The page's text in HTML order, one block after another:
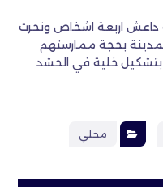
داعش اربعة اشخاص ونحرت
بحجة ممارستهم
خلية في الحشد
محلي